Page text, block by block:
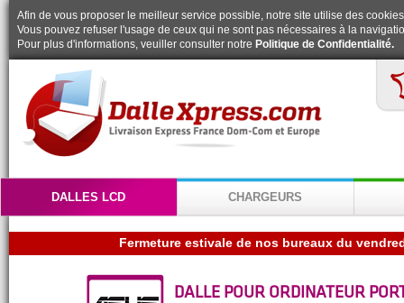
Afin de vous proposer le meilleur service possible, notre site utilise des
Vous pouvez refuser l'usage de ceux qui ne sont pas nécessaires à la
Pour plus d'informations, veuiller consulter notre Politique de Confidentialité.
DALLES LCD CHARGEURS
DALLE POUR ORDINATEUR